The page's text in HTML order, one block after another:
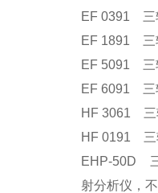
EF 0391 三
EF 1891
EF 5091
EF 6091
HF 3061 三
HF 0191
EHP-50D
射分析仪，